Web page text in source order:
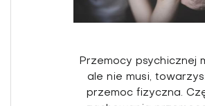
Przemocy psychicznej
ale nie musi,
przemoc fizyczna.